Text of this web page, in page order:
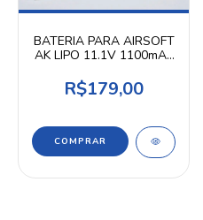
BATERIA PARA AIRSOFT
AK LIPO 11.1V 1100mAh
R$179,00